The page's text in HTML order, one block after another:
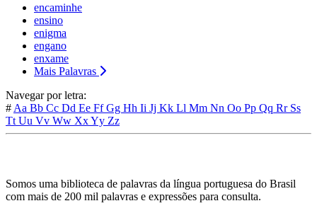
encaminhe
ensino
enigma
engano
enxame
Mais Palavras
Navegar por letra:
# Aa Bb Cc Dd Ee FfGg Hh Ii Jj Kk Ll Mm Nn Oo Pp Qq Rr Ss
Tt Uu Vv Ww XxYy Zz
Somos uma biblioteca de palavras da língua portuguesa do Brasil
com mais de 200 mil palavras e expressões para consulta.